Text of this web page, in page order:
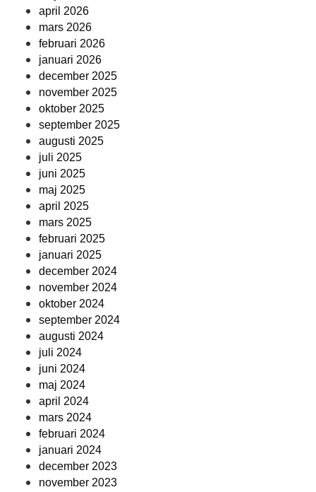
april 2026
mars 2026
februari 2026
januari 2026
december 2025
november 2025
oktober 2025
september 2025
augusti 2025
juli 2025
juni 2025
maj 2025
april 2025
mars 2025
februari 2025
januari 2025
december 2024
november 2024
oktober 2024
september 2024
augusti 2024
juli 2024
juni 2024
maj 2024
april 2024
mars 2024
februari 2024
januari 2024
december 2023
november 2023